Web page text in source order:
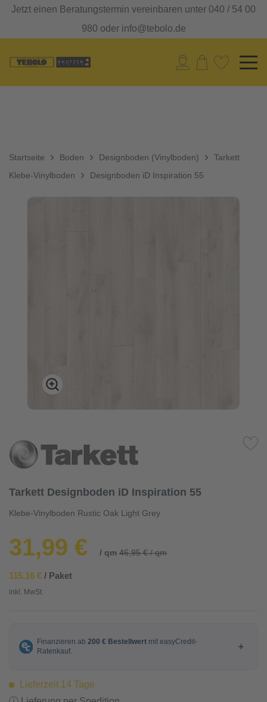
Jetzt einen Beratungstermin vereinbaren unter 040 / 54 00
980 oder info@tebolo.de
Startseite Boden
Designboden (Vinylboden)
Klebe-Vinylboden
Tarkett
Designboden iD Inspiration 55
Tarkett Designboden iD Inspiration 55
Klebe-Vinylboden Rustic Oak Light Grey
31,99 € / qm 46,95 € / qm
115,16 € / Paket
inkl. MwSt.
Lieferzeit 14 Tage